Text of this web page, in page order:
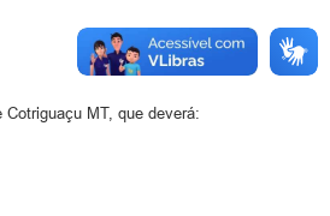
MT, que deverá: